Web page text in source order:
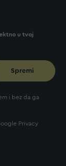
u tvoj
Spremi
i bez da ga
Privacy